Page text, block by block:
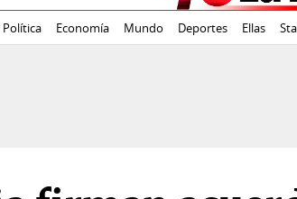
Política Economía Mundo Deportes Ellas